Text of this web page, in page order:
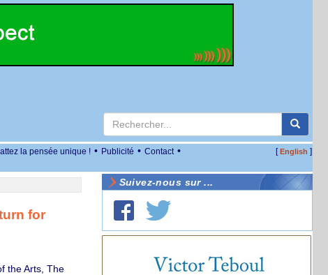
la pensée unique ! • Publicité • Contact • [English ]
for
the Arts, The
Suivez-nous sur ...